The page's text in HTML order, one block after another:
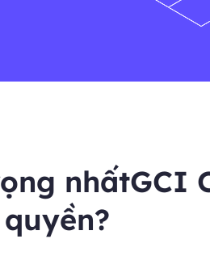
nhấtGCI